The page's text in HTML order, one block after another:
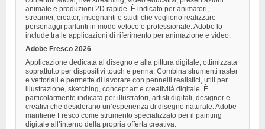
animate e produzioni 2D rapide. È indicato per animatori,
streamer, creator, insegnanti e studi che vogliono realizzare
personaggi parlanti in modo veloce e professionale. Adobe lo
include tra le applicazioni di riferimento per animazione e video.
Adobe Fresco 2026
Applicazione dedicata al disegno e alla pittura digitale, ottimizzata
soprattutto per dispositivi touch e penna. Combina strumenti raster
e vettoriali e permette di lavorare con pennelli realistici, utili per
illustrazione, sketching, concept art e creatività digitale. È
particolarmente indicata per illustratori, artisti digitali, designer e
creativi che desiderano un’esperienza di disegno naturale. Adobe
mantiene Fresco come strumento specializzato per il painting
digitale all’interno della propria offerta creativa.